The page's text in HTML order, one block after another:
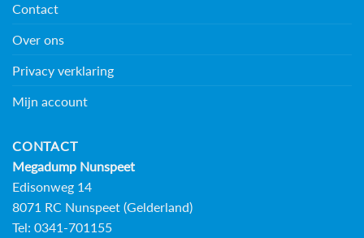
Contact
Over ons
Privacy verklaring
Mijn account
CONTACT
Megadump Nunspeet
Edisonweg 14
8071 RC Nunspeet (Gelderland)
Tel: 0341-701155